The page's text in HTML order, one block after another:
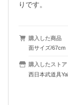
りです。
購入した商品
面サイズ/67cm
購入したストア
西日本武道具